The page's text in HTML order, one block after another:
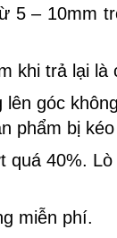
5 – 10mm
khi trả lại là
góc
phẩm bị
40%.
miễn phí.